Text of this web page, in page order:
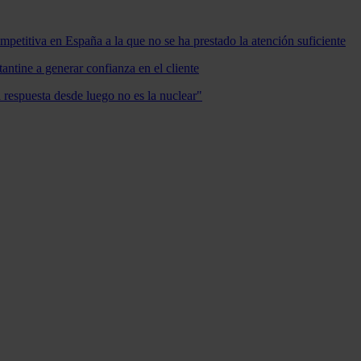
en España a la que no se ha prestado la atención suficiente
a generar confianza en el cliente
desde luego no es la nuclear"